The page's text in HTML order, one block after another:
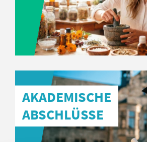
AKADEMISCHE
ABSCHLÜSSE